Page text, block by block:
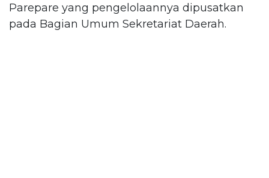
Parepare yang pengelolaannya dipusatkan
pada Bagian Umum Sekretariat Daerah.